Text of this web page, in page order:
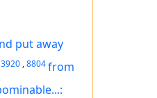
put away
3920 ,8804from